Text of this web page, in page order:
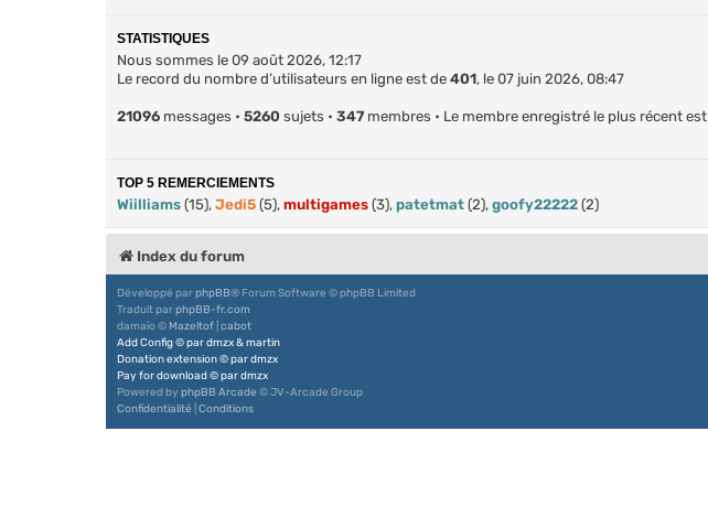
STATISTIQUES
Nous sommes le 09 août 2026, 12:17
Le record du nombre d’utilisateurs en ligne est de 401, le 07 juin 2026, 08:47
21096 messages • 5260 sujets • 347 membres • Le membre enregistré le plus récent est
TOP 5 REMERCIEMENTS
Wiilliams (15), Jedi5 (5), multigames (3), patetmat (2), goofy22222 (2)
Index du forum
Développé parphpBB® Forum Software © phpBB Limited
Traduit parphpBB-fr.com
damaïo © Mazeltof cabot
Add Config©pardmzx&martin
Donation extension©pardmzx
Pay for download©pardmzx
Powered by phpBB Arcade © JV-Arcade Group
Confidentialité Conditions